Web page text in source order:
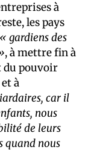
à
les pays
« gardiens des
, à mettre fin à
du pouvoir
à
car il
nous
de leurs
quand nous